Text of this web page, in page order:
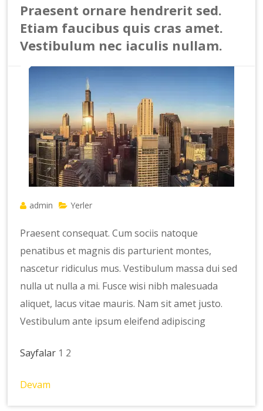
Praesent ornare hendrerit sed.
Etiam faucibus quis cras amet.
Vestibulum nec iaculis nullam.
admin Yerler
Praesent consequat. Cum sociis natoque
penatibus et magnis dis parturient montes,
nascetur ridiculus mus. Vestibulum massa dui sed
nulla ut nulla a mi. Fusce wisi nibh malesuada
aliquet, lacus vitae mauris. Nam sit amet justo.
Vestibulum ante ipsum eleifend adipiscing
Sayfalar 1 2
Devam